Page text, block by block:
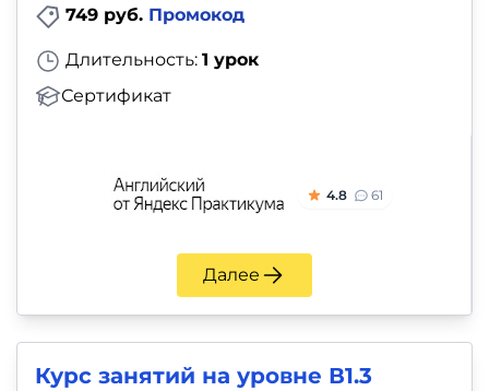
749 руб. Промокод
Длительность: 1 урок
Сертификат
4.8 61
Далее
Курс занятий на уровне В1.3